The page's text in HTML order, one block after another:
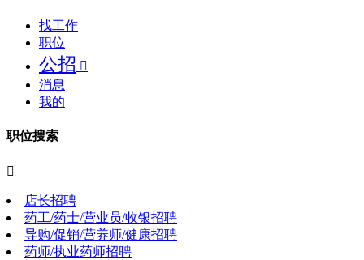
找工作
职位
公招 
消息
我的
职位搜索

店长招聘
药工/药士/营业员/收银招聘
导购/促销/营养师/健康招聘
药师/执业药师招聘